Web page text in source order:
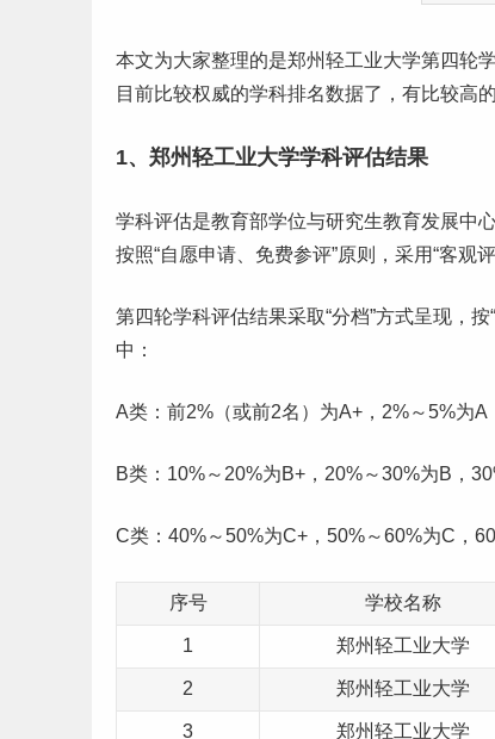
本文为大家整理的是郑州轻工业大学第四轮
目前比较权威的学科排名数据了，有比较高
1、郑州轻工业大学学科评估结果
学科评估是教育部学位与研究生教育发展中
按照“自愿申请、免费参评”原则，采用“客观
第四轮学科评估结果采取“分档”方式呈现，
中：
A类：前2%（或前2名）为A+，2%～5%为A
B类：10%～20%为B+，20%～30%为B，
C类：40%～50%为C+，50%～60%为C，
序号 学校名称
1 郑州轻工业大学
2 郑州轻工业大学
3 郑州轻工业大学